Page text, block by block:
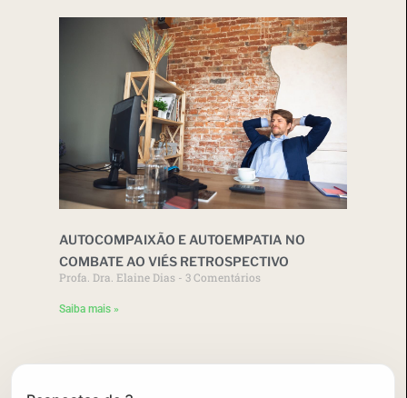
AUTOCOMPAIXÃO E AUTOEMPATIA NO
COMBATE AO VIÉS RETROSPECTIVO
Profa. Dra. Elaine Dias 3 Comentários
Saiba mais »